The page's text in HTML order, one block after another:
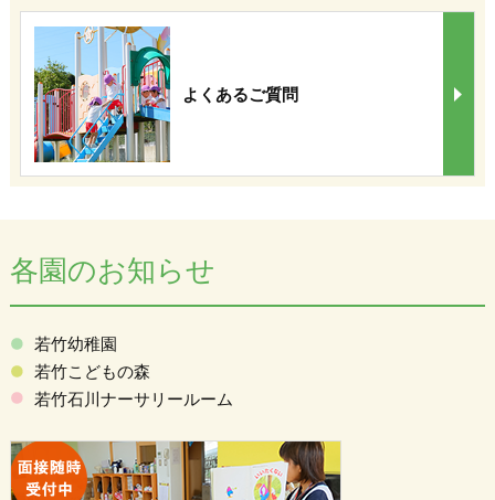
よくあるご質問
各園のお知らせ
若竹幼稚園
若竹こどもの森
若竹石川ナーサリールーム